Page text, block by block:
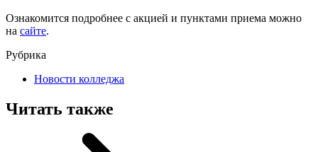
Ознакомится подробнее с акцией и пунктами приема можно
на сайте.
Рубрика
Новости колледжа
Читать также